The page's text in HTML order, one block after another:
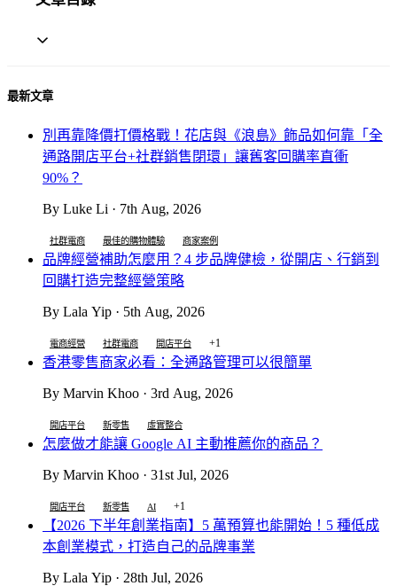
最新文章
別再靠降價打價格戰！花店與《浪島》飾品如何靠「全
通路開店平台+社群銷售閉環」讓舊客回購率直衝
90%？
By Luke Li · 7th Aug, 2026
社群電商 最佳的購物體驗 商家案例
品牌經營補助怎麼用？4 步品牌健檢，從開店、行銷到
回購打造完整經營策略
By Lala Yip · 5th Aug, 2026
電商經營 社群電商 開店平台 +1
香港零售商家必看：全通路管理可以很簡單
By Marvin Khoo · 3rd Aug, 2026
開店平台 新零售 虛實整合
怎麼做才能讓 Google AI 主動推薦你的商品？
By Marvin Khoo · 31st Jul, 2026
開店平台 新零售 AI +1
【2026 下半年創業指南】5 萬預算也能開始！5 種低成
本創業模式，打造自己的品牌事業
By Lala Yip · 28th Jul, 2026